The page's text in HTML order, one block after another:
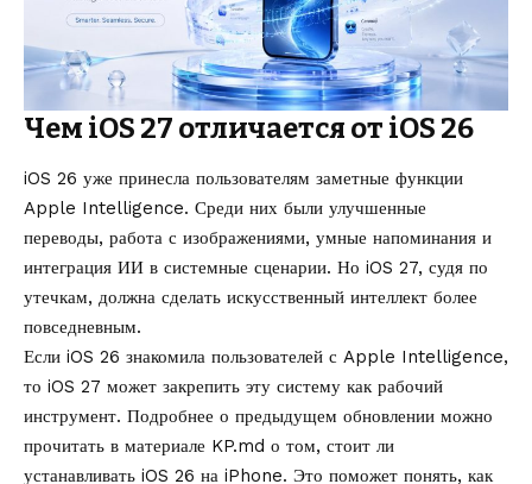
Чем iOS 27 отличается от iOS 26
iOS 26 уже принесла пользователям заметные функции
Apple Intelligence. Среди них были улучшенные
переводы, работа с изображениями, умные напоминания и
интеграция ИИ в системные сценарии. Но iOS 27, судя по
утечкам, должна сделать искусственный интеллект более
повседневным.
Если iOS 26 знакомила пользователей с Apple Intelligence,
то iOS 27 может закрепить эту систему как рабочий
инструмент. Подробнее о предыдущем обновлении можно
прочитать в материале KP.md о том, стоит ли
устанавливать iOS 26 на iPhone. Это поможет понять, как